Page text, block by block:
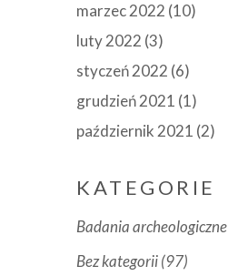
marzec 2022 (10)
luty 2022 (3)
styczeń 2022 (6)
grudzień 2021 (1)
październik 2021 (2)
KATEGORIE
Badania archeologiczne
Bez kategorii(97)